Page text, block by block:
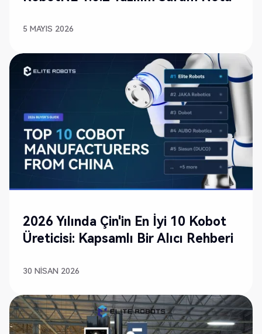
5 MAYIS 2026
2026 Yılında Çin'in En İyi 10 Kobot
Üreticisi: Kapsamlı Bir Alıcı Rehberi
30 NISAN 2026